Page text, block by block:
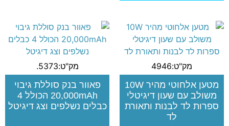
מק"ט:4946
מטען אלחוטי מהיר 10W
משולב עם שעון דיגיטלי
ספרות לד לבנות ותאורת
לד
מק"ט:5373.
פאוור בנק סוללת גיבוי
20,000mAh הכולל 4
כבלים נשלפים וצג דיגיטל